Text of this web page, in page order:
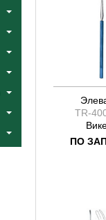
TR-
ПО